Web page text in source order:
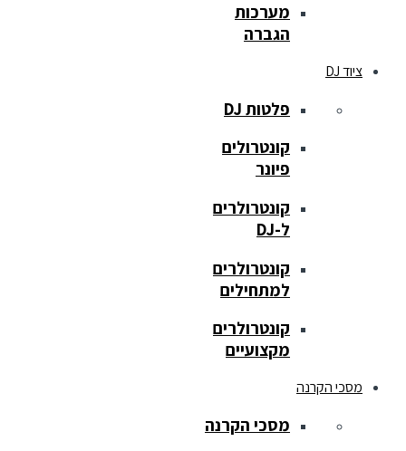
מערכות
הגברה
ציוד DJ
פלטות DJ
קונטרולים
פיונר
קונטרולרים
ל-DJ
קונטרולרים
למתחילים
קונטרולרים
מקצועיים
מסכי הקרנה
מסכי הקרנה